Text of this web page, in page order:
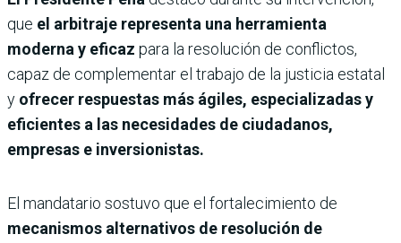
que el arbitraje representa una herramienta
moderna y eficaz para la resolución de conflictos,
capaz de complementar el trabajo de la justicia estatal
y ofrecer respuestas más ágiles, especializadas y
eficientes a las necesidades de ciudadanos,
empresas e inversionistas.
El mandatario sostuvo que el fortalecimiento de
mecanismos alternativos de resolución de